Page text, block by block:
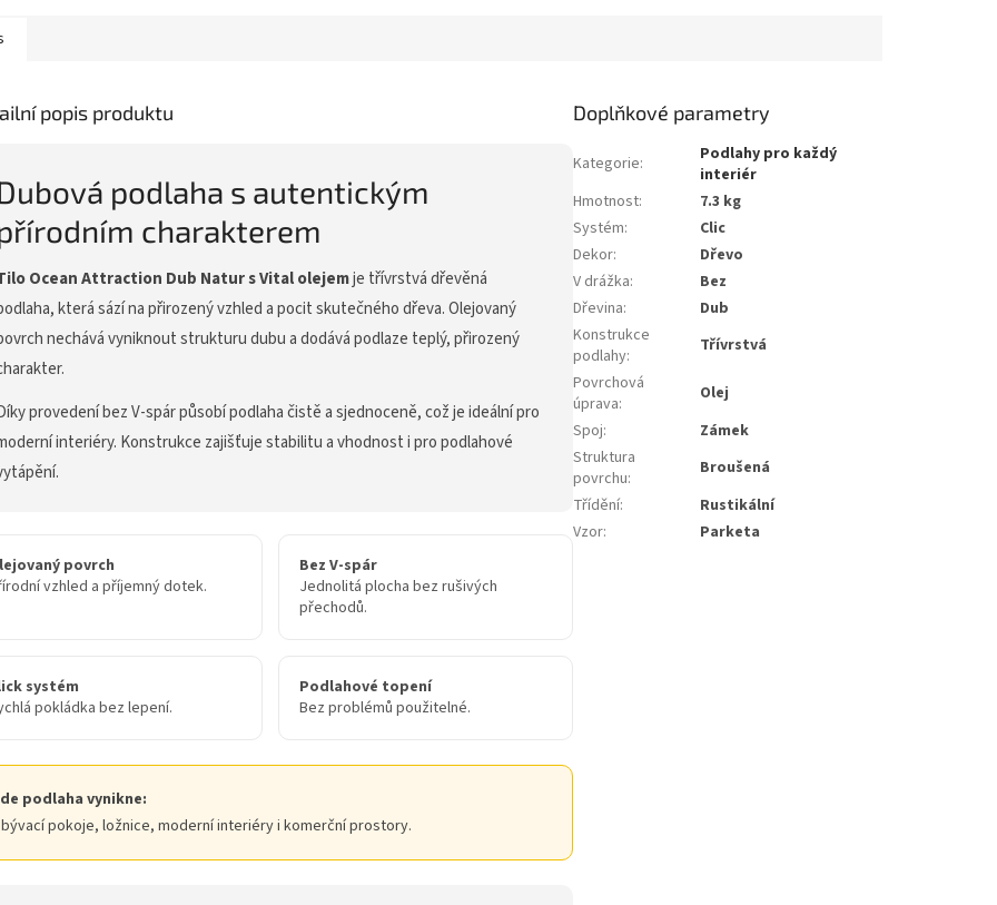
popis produktu
podlaha s autentickým
charakterem
Ocean Attraction Dub Natur s Vital olejemje třívrstvá dřevěná
která sází na přirozený vzhled a pocit skutečného dřeva. Olejovaný
nechává vyniknout strukturu dubu a dodává podlaze teplý, přirozený
provedení bez V-spár působí podlaha čistě a sjednoceně, což je ideální pro
interiéry. Konstrukce zajišťuje stabilitu a vhodnost i pro podlahové
povrch
vzhled a příjemný dotek.
Bez V-spár
Jednolitá plocha bez rušivých
přechodů.
systém
pokládka bez lepení.
Podlahové topení
Bez problémů použitelné.
podlaha vynikne:
pokoje, ložnice, moderní interiéry i komerční prostory.
Doplňkové parametry
Kategorie:
Podlahy pro každý
interiér
Hmotnost:
7.3 kg
Systém:
Clic
Dekor:
Dřevo
V drážka:
Bez
Dřevina:
Dub
Konstrukce
podlahy:
Třívrstvá
Povrchová
úprava:
Olej
Spoj:
Zámek
Struktura
povrchu:
Broušená
Třídění:
Rustikální
Vzor: Parketa